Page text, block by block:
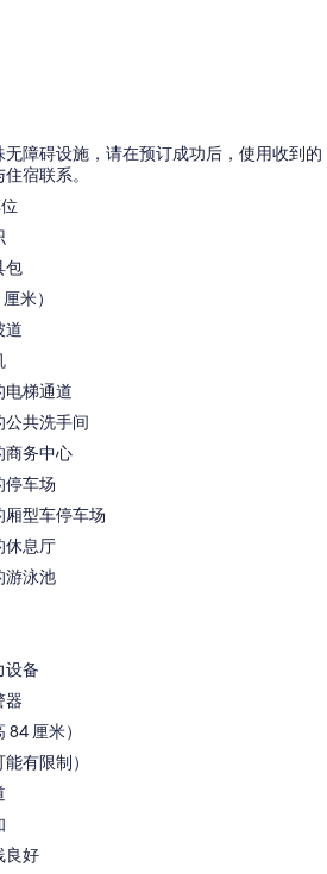
障碍设施，请在预订成功后，使用收到的
宿联系。
包
米）
道
电梯通道
公共洗手间
商务中心
停车场
型车停车场
休息厅
游泳池
设备
器
厘米）
有限制）
良好